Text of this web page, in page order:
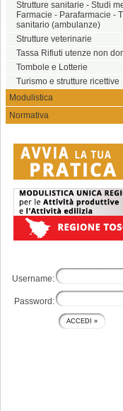
Strutture sanitarie - Studi
Farmacie - Parafarmacie -
sanitario (ambulanze)
Strutture veterinarie
Tassa Rifiuti utenze non
Tombole e Lotterie
Turismo e strutture ricettive
Modulistica
Normativa
Username:
Password: